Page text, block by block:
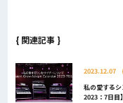
{ 関連記事 }
2023.12.07
私の愛する
2023：7日目】